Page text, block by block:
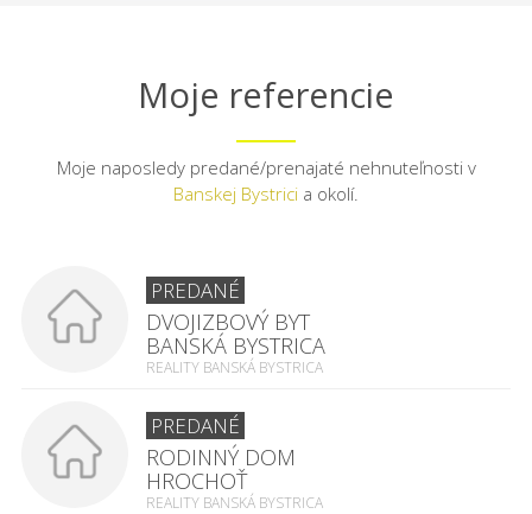
Moje referencie
Moje naposledy predané/prenajaté nehnuteľnosti v
Banskej Bystrici a okolí.
PREDANÉ
DVOJIZBOVÝ BYT
BANSKÁ BYSTRICA
REALITY BANSKÁ BYSTRICA
PREDANÉ
RODINNÝ DOM
HROCHOŤ
REALITY BANSKÁ BYSTRICA